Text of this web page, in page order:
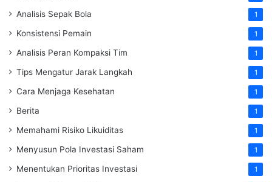
Analisis Sepak Bola 1
Konsistensi Pemain 1
Analisis Peran Kompaksi Tim 1
Tips Mengatur Jarak Langkah 1
Cara Menjaga Kesehatan 1
Berita 1
Memahami Risiko Likuiditas 1
Menyusun Pola Investasi Saham 1
Menentukan Prioritas Investasi 1